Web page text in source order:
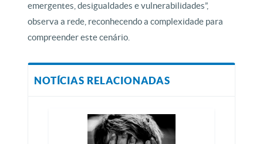
emergentes, desigualdades e vulnerabilidades”,
observa a rede, reconhecendo a complexidade para
compreender este cenário.
NOTÍCIAS RELACIONADAS